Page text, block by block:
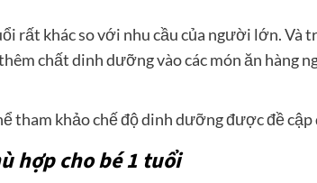
rất khác so với nhu cầu của người lớn. Và
chất dinh dưỡng vào các món ăn hàng
tham khảo chế độ dinh dưỡng được đề cập
hợp cho bé 1 tuổi